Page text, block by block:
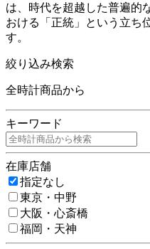
は、時代を超越した普遍的
おける「正統」という立ち
す。
絞り込み検索
全時計商品から
キーワード
在庫店舗
指定なし
東京・中野
大阪・心斎橋
福岡・天神